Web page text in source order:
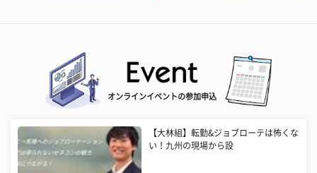
オンラインイベントの参加申込
【大林組】転勤&ジョブローテは怖くな
い！九州の現場から設